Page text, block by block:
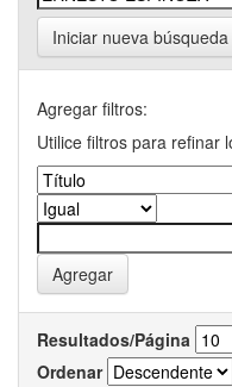
Iniciar nueva búsqueda
Agregar filtros:
Utilice filtros para refinar
Resultados/Página
Ordenar